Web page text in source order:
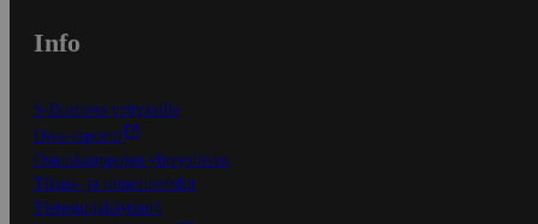
Info
S-Business yrityksille
Oiva-raportit
Osuuskauppojen yhteystiedot
Tilaus- ja toimitusehdot
Tietosuojakäytäntö